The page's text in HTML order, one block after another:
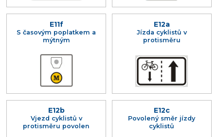
E11f
S časovým poplatkem a
mýtným
E12a
Jízda cyklistů v
protisměru
E12b
Vjezd cyklistů v
protisměru povolen
E12c
Povolený směr jízdy
cyklistů